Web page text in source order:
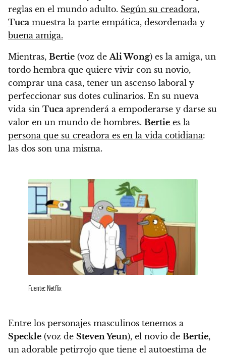
reglas en el mundo adulto. Según su creadora,
Tuca muestra la parte empática, desordenada y
buena amiga.
Mientras, Bertie (voz deAli Wong) es la amiga, un
tordo hembra que quiere vivir con su novio,
comprar una casa, tener un ascenso laboral y
perfeccionar sus dotes culinarios. En su nueva
vida sin Tuca aprenderá a empoderarse y darse su
valor en un mundo de hombres. Bertie es la
persona que su creadora es en la vida cotidiana:
las dos son una misma.
Fuente: Netflix
Entre los personajes masculinos tenemos a
Speckle (voz de Steven Yeun), el novio de Bertie,
un adorable petirrojo que tiene el autoestima de